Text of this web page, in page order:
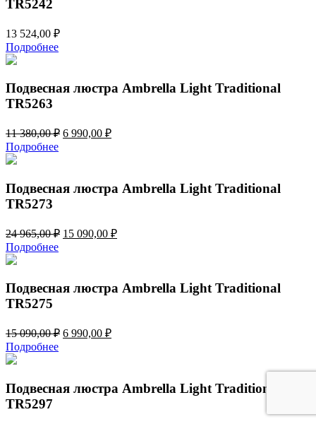
TR5242
13 524,00 ₽
Подробнее
Подвесная люстра Ambrella Light Traditional
TR5263
11 380,00₽ Первоначальная
6 990,00 ₽Текущая
Подробнее
Подвесная люстра Ambrella Light Traditional
TR5273
24 965,00₽ Первоначальная
965,00 ₽.
15 090,00 ₽Текущая
Подробнее
Подвесная люстра Ambrella Light Traditional
TR5275
15 090,00₽ Первоначальная
6 990,00 ₽Текущая
Подробнее
Подвесная люстра Ambrella Light Traditional
TR5297